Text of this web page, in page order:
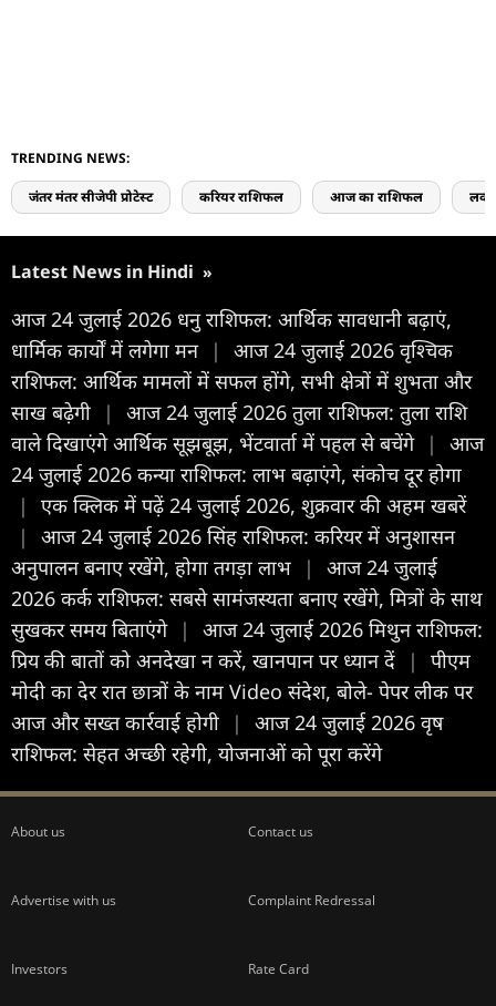
TRENDING NEWS:
जंतर मंतर सीजेपी प्रोटेस्ट करियर राशिफल आज का राशिफल लव
Latest News in Hindi »
आज 24 जुलाई 2026 धनु राशिफल: आर्थिक सावधानी बढ़ाएं,
धार्मिक कार्यों में लगेगा मन |
आज 24 जुलाई 2026 वृश्चिक
राशिफल: आर्थिक मामलों में सफल होंगे, सभी क्षेत्रों में शुभता और
साख बढ़ेगी
|
आज 24 जुलाई 2026 तुला राशिफल: तुला राशि
वाले दिखाएंगे आर्थिक सूझबूझ, भेंटवार्ता में पहल से बचेंगे |
आज
24 जुलाई 2026 कन्या राशिफल: लाभ बढ़ाएंगे, संकोच दूर होगा
|
एक क्लिक में पढ़ें 24 जुलाई 2026, शुक्रवार की अहम खबरें
|
आज 24 जुलाई 2026 सिंह राशिफल: करियर में अनुशासन
अनुपालन बनाए रखेंगे, होगा तगड़ा लाभ
|
आज 24 जुलाई
2026 कर्क राशिफल: सबसे सामंजस्यता बनाए रखेंगे, मित्रों के साथ
सुखकर समय बिताएंगे |
आज 24 जुलाई 2026 मिथुन राशिफल:
प्रिय की बातों को अनदेखा न करें, खानपान पर ध्यान दें
|
पीएम
मोदी का देर रात छात्रों के नाम Video संदेश, बोले- पेपर लीक पर
आज और सख्त कार्रवाई होगी
|
आज 24 जुलाई 2026 वृष
राशिफल: सेहत अच्छी रहेगी, योजनाओं को पूरा करेंगे
About us Contact us
Advertise with us Complaint Redressal
Investors Rate Card